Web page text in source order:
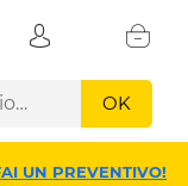
OK
UN PREVENTIVO!